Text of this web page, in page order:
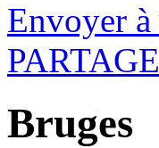
Envoyer
Bruges